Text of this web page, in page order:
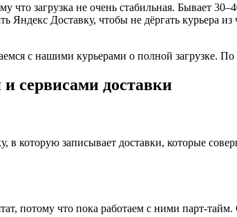
что загрузка не очень стабильная. Бывает
Доставку, чтобы не дёргать курьера
с нашими курьерами о полной загрузке.
сервисами доставки
которую записывает доставки, которые
потому что пока работаем с ними парт-